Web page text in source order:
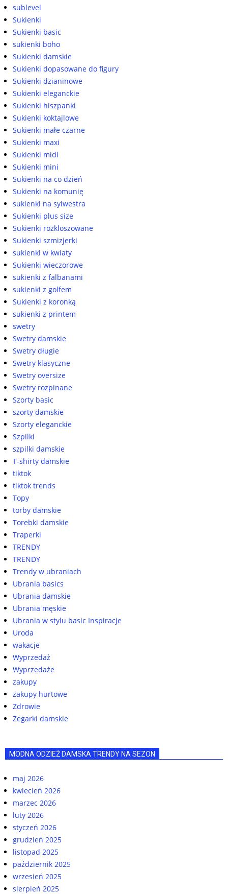
sublevel
Sukienki
Sukienki basic
sukienki boho
Sukienki damskie
Sukienki dopasowane do figury
Sukienki dzianinowe
Sukienki eleganckie
Sukienki hiszpanki
Sukienki koktajlowe
Sukienki małe czarne
Sukienki maxi
Sukienki midi
Sukienki mini
Sukienki na co dzień
Sukienki na komunię
sukienki na sylwestra
Sukienki plus size
Sukienki rozkloszowane
Sukienki szmizjerki
sukienki w kwiaty
Sukienki wieczorowe
sukienki z falbanami
sukienki z golfem
Sukienki z koronką
sukienki z printem
swetry
Swetry damskie
Swetry długie
Swetry klasyczne
Swetry oversize
Swetry rozpinane
Szorty basic
szorty damskie
Szorty eleganckie
Szpilki
szpilki damskie
T-shirty damskie
tiktok
tiktok trends
Topy
torby damskie
Torebki damskie
Traperki
TRENDY
TRENDY
Trendy w ubraniach
Ubrania basics
Ubrania damskie
Ubrania męskie
Ubrania w stylu basic Inspiracje
Uroda
wakacje
Wyprzedaż
Wyprzedaże
zakupy
zakupy hurtowe
Zdrowie
Zegarki damskie
MODNA ODZIEŻ DAMSKA TRENDY NA SEZON
maj 2026
kwiecień 2026
marzec 2026
luty 2026
styczeń 2026
grudzień 2025
listopad 2025
październik 2025
wrzesień 2025
sierpień 2025